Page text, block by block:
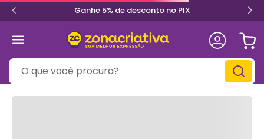
Ganhe 5% de desconto no PIX
O que você procura?